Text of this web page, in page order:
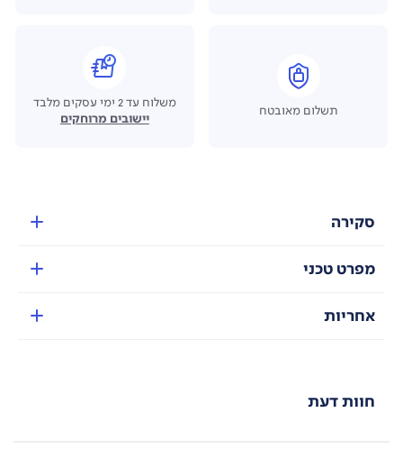
תשלום מאובטח
משלוח עד 2 ימי עסקים מלבד
יישובים מרוחקים
סקירה
מפרט טכני
אחריות
חוות דעת